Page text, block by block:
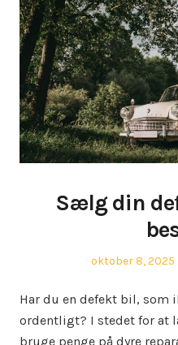
Sælg din
Posted
oktober 8, 2025
Har du en defekt bil, som
ordentligt? I stedet for at
bruge penge på dyre